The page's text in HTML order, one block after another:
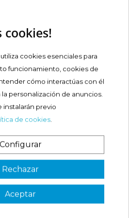
MG COMPRIMIDOS
Precio
9,89 €
Precio
7,16 €
vez? ¡SORPRESA!
VER CÓDIGO
cookies!
cookies esenciales para
funcionamiento, cookies de
cómo interactúas con él
personalización de anuncios.
instalarán previo
de cookies
Configurar
Rechazar
Aceptar